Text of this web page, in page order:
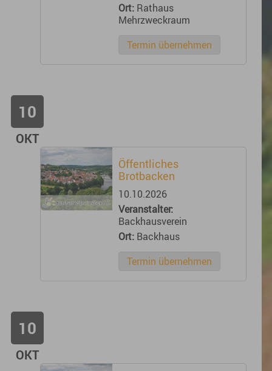
Ort: Rathaus
Mehrzweckraum
Termin übernehmen
10
OKT
Öffentliches
Brotbacken
10.10.2026
Veranstalter:
Backhausverein
Ort: Backhaus
Termin übernehmen
10
OKT